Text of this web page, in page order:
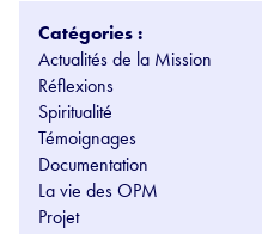
Catégories :
Actualités de la Mission
Réflexions
Spiritualité
Témoignages
Documentation
La vie des OPM
Projet